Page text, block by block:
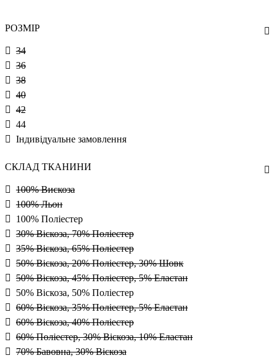
РОЗМІР
34
36
38
40
42
44
Індивідуальне замовлення
СКЛАД ТКАНИНИ
100% Вискоза
100% Льон
100% Поліестер
30% Віскоза, 70% Поліестер
35% Віскоза, 65% Поліестер
50% Віскоза, 20% Поліестер, 30% Шовк
50% Віскоза, 45% Поліестер, 5% Еластан
50% Віскоза, 50% Поліестер
60% Віскоза, 35% Поліестер, 5% Еластан
60% Віскоза, 40% Поліестер
60% Поліестер, 30% Віскоза, 10% Еластан
70% Бавовна, 30% Віскоза